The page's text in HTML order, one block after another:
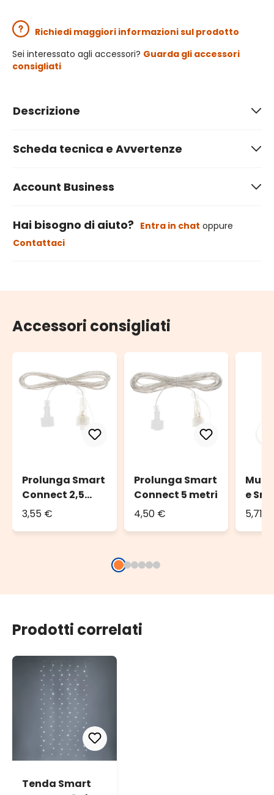
Richiedi maggiori informazioni sul prodotto
Sei interessato agli accessori? Guarda gli accessori
consigliati
Descrizione
Scheda tecnica e Avvertenze
Account Business
Hai bisogno di aiuto? Entra in chat oppure
Contattaci
Accessori consigliati
Prolunga Smart
Connect 2,5
metri
3,55 €
Prolunga Smart
Connect 5 metri
4,50 €
e
5,71 €
Prodotti correlati
Tenda Smart